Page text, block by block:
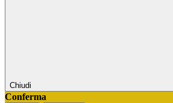
Chiudi
Conferma